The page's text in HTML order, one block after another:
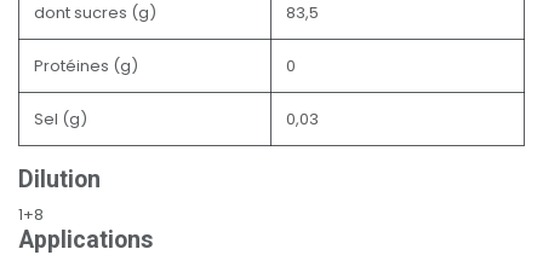
dont sucres (g) 83,5
Protéines (g) 0
Sel (g) 0,03
Dilution
1+8
Applications